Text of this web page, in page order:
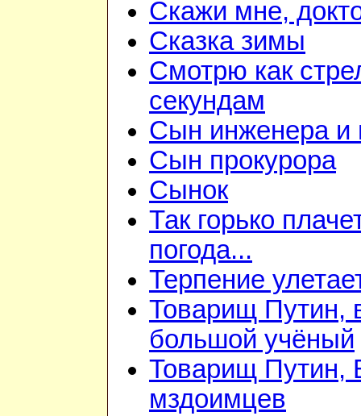
Скажи мне,
Сказка зимы
Смотрю как
секундам
Сын инженера и
Сын прокурора
Сынок
Так горько
погода...
Терпение
Товарищ Путин,
большой учёный
Товарищ Путин,
мздоимцев